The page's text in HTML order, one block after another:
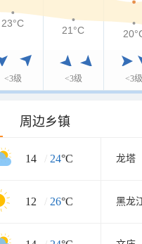
<3级 <3级 <3级
23°C
21°C
周边乡镇
14 / 24°C 龙塔
12 / 26°C 黑龙